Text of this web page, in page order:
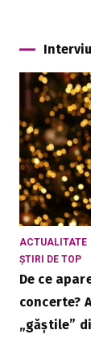
Interviu
ACTUALITATE
ȘTIRI DE TOP
De ce
concerte?
„găștile”